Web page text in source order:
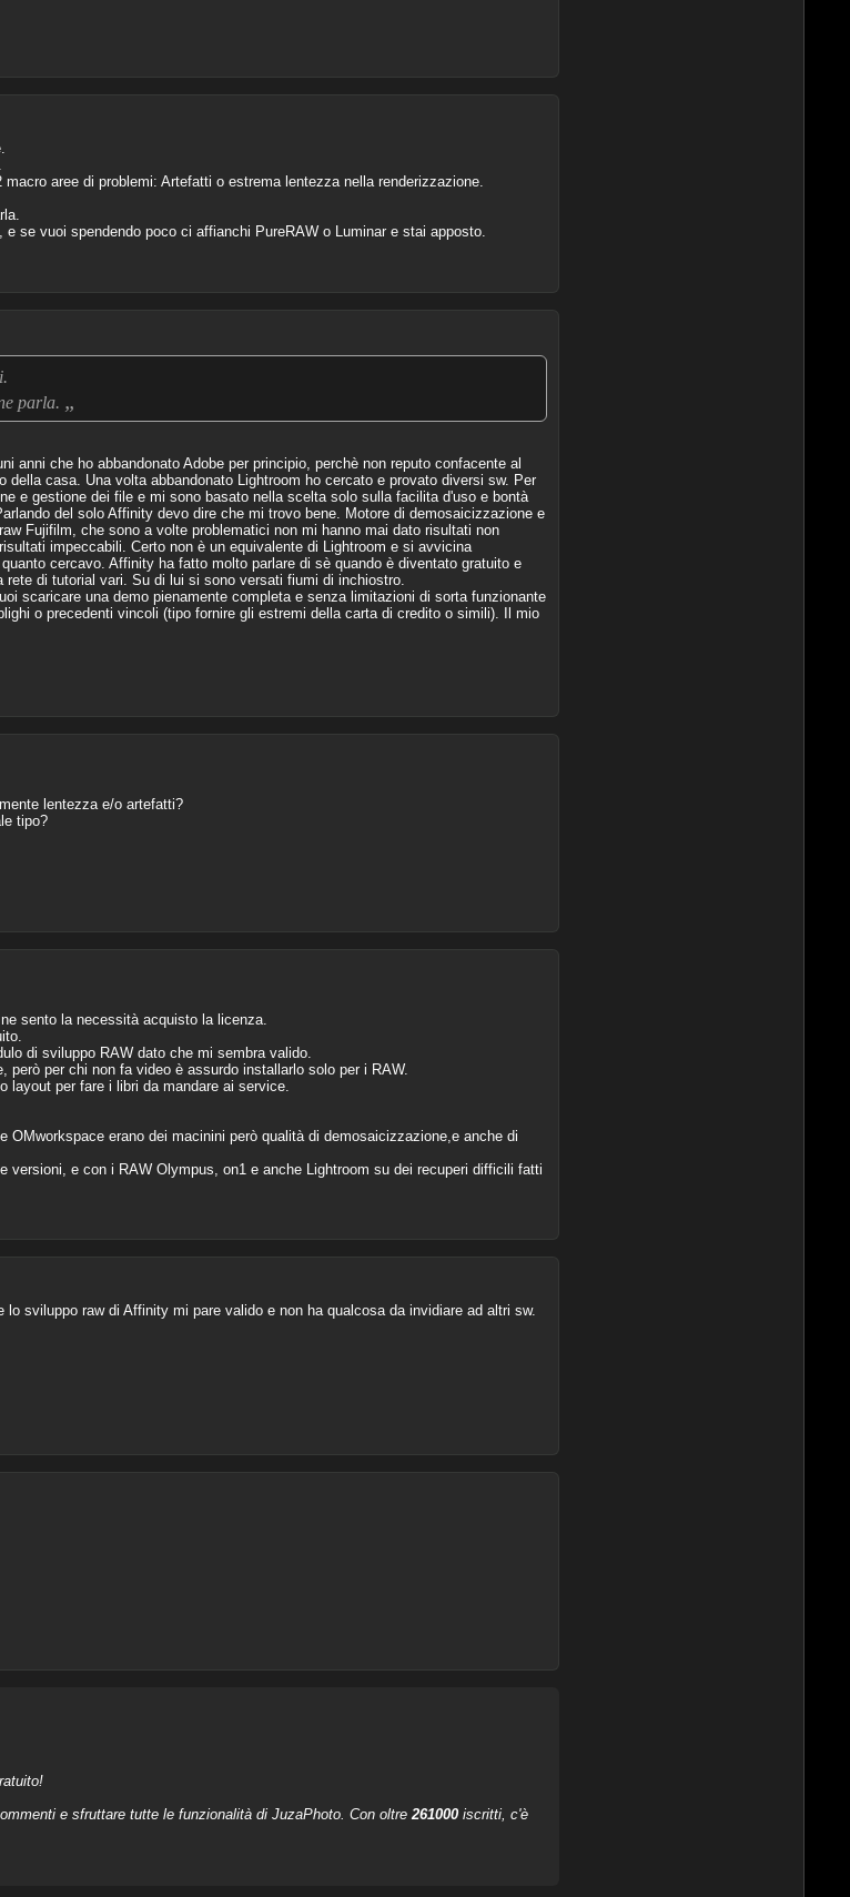
aree di problemi: Artefatti o estrema lentezza nella renderizzazione.
se vuoi spendendo poco ci affianchi PureRAW o Luminar e stai apposto.
parla. „
anni che ho abbandonato Adobe per principio, perchè non reputo confacente al
casa. Una volta abbandonato Lightroom ho cercato e provato diversi sw. Per
e gestione dei file e mi sono basato nella scelta solo sulla facilita d'uso e bontà
del solo Affinity devo dire che mi trovo bene. Motore di demosaicizzazione e
Fujifilm, che sono a volte problematici non mi hanno mai dato risultati non
impeccabili. Certo non è un equivalente di Lightroom e si avvicina
cercavo. Affinity ha fatto molto parlare di sè quando è diventato gratuito e
di tutorial vari. Su di lui si sono versati fiumi di inchiostro.
scaricare una demo pienamente completa e senza limitazioni di sorta funzionante
o precedenti vincoli (tipo fornire gli estremi della carta di credito o simili). Il mio
lentezza e/o artefatti?
tipo?
sento la necessità acquisto la licenza.
di sviluppo RAW dato che mi sembra valido.
per chi non fa video è assurdo installarlo solo per i RAW.
per fare i libri da mandare ai service.
OMworkspace erano dei macinini però qualità di demosaicizzazione,e anche di
versioni, e con i RAW Olympus, on1 e anche Lightroom su dei recuperi difficili fatti
sviluppo raw di Affinity mi pare valido e non ha qualcosa da invidiare ad altri sw.
e sfruttare tutte le funzionalità di JuzaPhoto. Con oltre261000iscritti, c'è